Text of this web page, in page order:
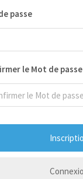
passe
le Mot de passe